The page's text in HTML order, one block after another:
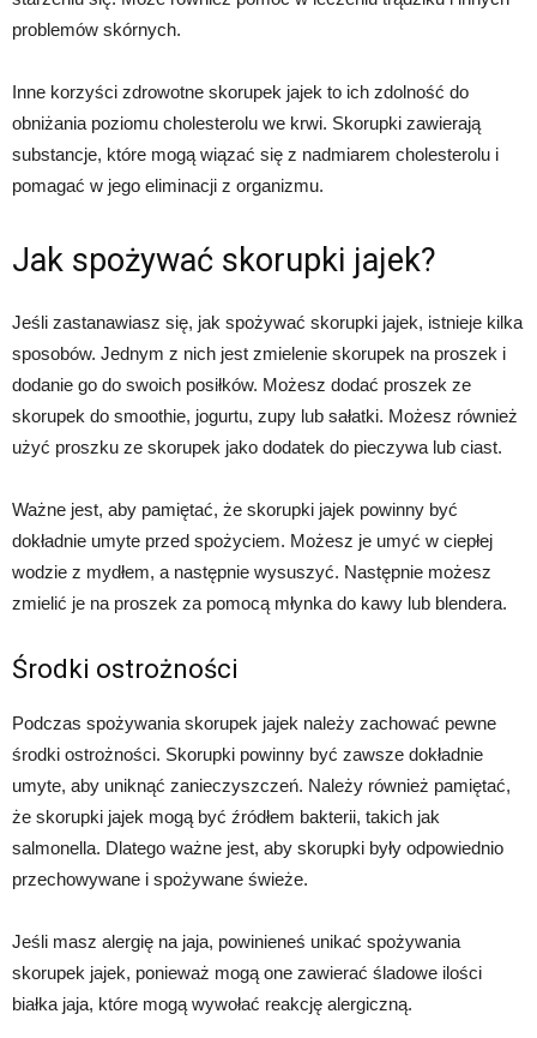
problemów skórnych.
Inne korzyści zdrowotne skorupek jajek to ich zdolność do
obniżania poziomu cholesterolu we krwi. Skorupki zawierają
substancje, które mogą wiązać się z nadmiarem cholesterolu i
pomagać w jego eliminacji z organizmu.
Jak spożywać skorupki jajek?
Jeśli zastanawiasz się, jak spożywać skorupki jajek, istnieje kilka
sposobów. Jednym z nich jest zmielenie skorupek na proszek i
dodanie go do swoich posiłków. Możesz dodać proszek ze
skorupek do smoothie, jogurtu, zupy lub sałatki. Możesz również
użyć proszku ze skorupek jako dodatek do pieczywa lub ciast.
Ważne jest, aby pamiętać, że skorupki jajek powinny być
dokładnie umyte przed spożyciem. Możesz je umyć w ciepłej
wodzie z mydłem, a następnie wysuszyć. Następnie możesz
zmielić je na proszek za pomocą młynka do kawy lub blendera.
Środki ostrożności
Podczas spożywania skorupek jajek należy zachować pewne
środki ostrożności. Skorupki powinny być zawsze dokładnie
umyte, aby uniknąć zanieczyszczeń. Należy również pamiętać,
że skorupki jajek mogą być źródłem bakterii, takich jak
salmonella. Dlatego ważne jest, aby skorupki były odpowiednio
przechowywane i spożywane świeże.
Jeśli masz alergię na jaja, powinieneś unikać spożywania
skorupek jajek, ponieważ mogą one zawierać śladowe ilości
białka jaja, które mogą wywołać reakcję alergiczną.